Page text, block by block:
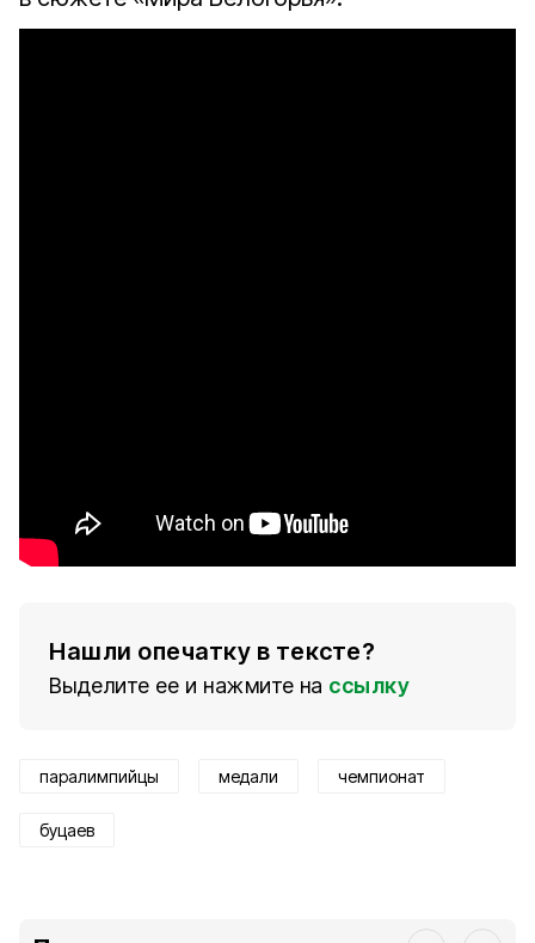
Нашли опечатку в тексте?
Выделите ее и нажмите на ссылку
паралимпийцы медали чемпионат
буцаев